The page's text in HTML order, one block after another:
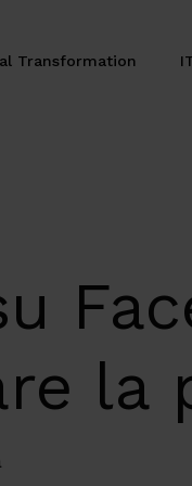
Transformation
la